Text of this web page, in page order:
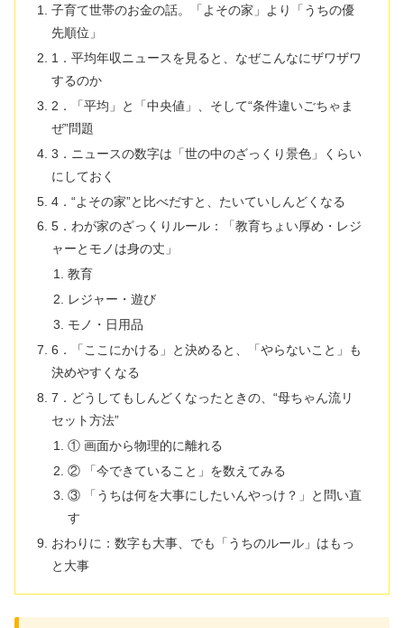
子育て世帯のお金の話。「よその家」より「うちの優
先順位」
1．平均年収ニュースを見ると、なぜこんなにザワザワ
するのか
2．「平均」と「中央値」、そして“条件違いごちゃま
ぜ”問題
3．ニュースの数字は「世の中のざっくり景色」くらい
にしておく
4．“よその家”と比べだすと、たいていしんどくなる
5．わが家のざっくりルール：「教育ちょい厚め・レジ
ャーとモノは身の丈」
教育
レジャー・遊び
モノ・日用品
6．「ここにかける」と決めると、「やらないこと」も
決めやすくなる
7．どうしてもしんどくなったときの、“母ちゃん流リ
セット方法”
① 画面から物理的に離れる
② 「今できていること」を数えてみる
③ 「うちは何を大事にしたいんやっけ？」と問い直
す
おわりに：数字も大事、でも「うちのルール」はもっ
と大事